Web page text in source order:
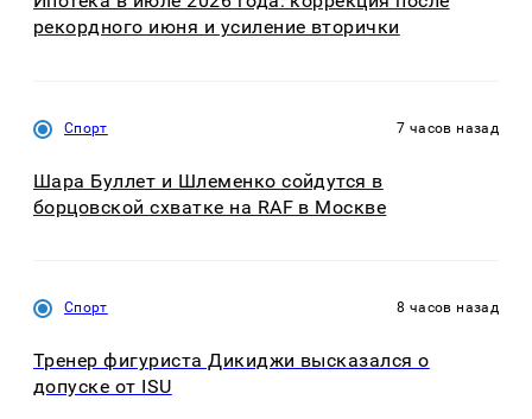
рекордного июня и усиление вторички
Спорт 7 часов назад
Шара Буллет и Шлеменко сойдутся в
борцовской схватке на RAF в Москве
Спорт 8 часов назад
Тренер фигуриста Дикиджи высказался о
допуске от ISU